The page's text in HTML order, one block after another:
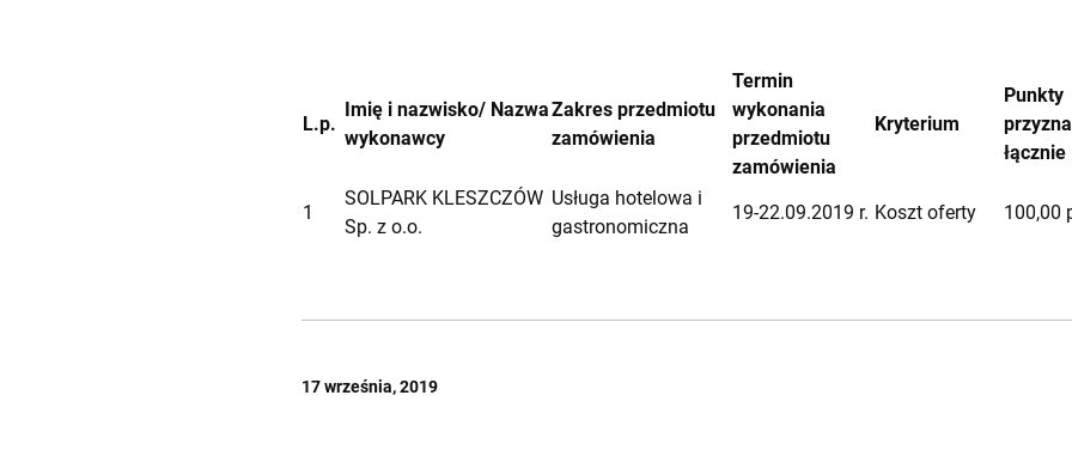
L.p.
Imię i nazwisko/ Nazwa
wykonawcy
Zakres przedmiotu
zamówienia
Termin
wykonania
przedmiotu
zamówienia
Kryterium
Punkty
łącznie
1
SOLPARK KLESZCZÓW
Sp. z o.o.
Usługa hotelowa i
gastronomiczna
19-22.09.2019 r. Koszt oferty 100,00
17 września, 2019